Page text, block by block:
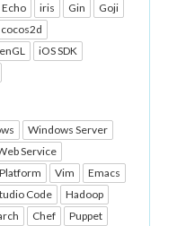
Echo iris Gin
Goji
cocos2d
iOS SDK
Windows Server
Service
Vim
Emacs
Code
Hadoop
Chef
Puppet